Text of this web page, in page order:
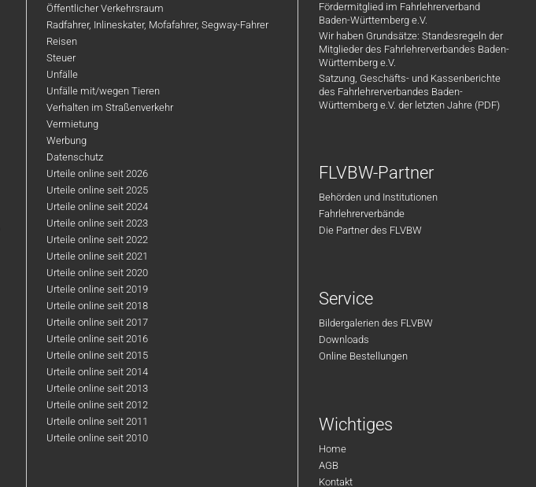
Öffentlicher Verkehrsraum
Radfahrer, Inlineskater, Mofafahrer, Segway-Fahrer
Reisen
Steuer
Unfälle
Unfälle mit/wegen Tieren
Verhalten im Straßenverkehr
Vermietung
Werbung
Datenschutz
Urteile online seit 2026
Urteile online seit 2025
Urteile online seit 2024
Urteile online seit 2023
Urteile online seit 2022
Urteile online seit 2021
Urteile online seit 2020
Urteile online seit 2019
Urteile online seit 2018
Urteile online seit 2017
Urteile online seit 2016
Urteile online seit 2015
Urteile online seit 2014
Urteile online seit 2013
Urteile online seit 2012
Urteile online seit 2011
Urteile online seit 2010
Fördermitglied im Fahrlehrerverband
Baden-Württemberg e.V.
Wir haben Grundsätze: Standesregeln der
Mitglieder des Fahrlehrerverbandes Baden-
Württemberg e.V.
Satzung, Geschäfts- und Kassenberichte
des Fahrlehrerverbandes Baden-
Württemberg e.V. der letzten Jahre (PDF)
FLVBW-Partner
Behörden und Institutionen
Fahrlehrerverbände
Die Partner des FLVBW
Service
Bildergalerien des FLVBW
Downloads
Online Bestellungen
Wichtiges
Home
AGB
Kontakt